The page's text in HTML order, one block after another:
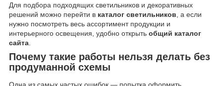
Для подбора подходящих светильников и декоративных
решений можно перейти в каталог светильников , а если
нужно посмотреть весь ассортимент продукции и
интерьерного освещения, удобно открыть общий каталог
сайта
Почему такие работы нельзя делать без
продуманной схемы